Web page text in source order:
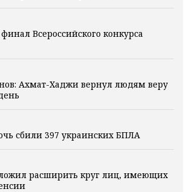
Всероссийского конкурса
Ахмат-Хаджи вернул людям веру
сбили 397 украинских БПЛА
расширить круг лиц, имеющих